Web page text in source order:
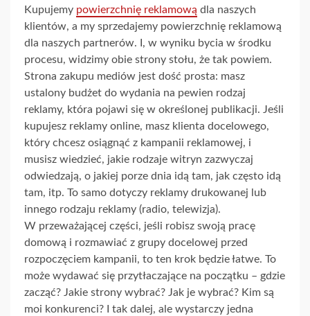
Kupujemy powierzchnię reklamową dla naszych
klientów, a my sprzedajemy powierzchnię reklamową
dla naszych partnerów. I, w wyniku bycia w środku
procesu, widzimy obie strony stołu, że tak powiem.
Strona zakupu mediów jest dość prosta: masz
ustalony budżet do wydania na pewien rodzaj
reklamy, która pojawi się w określonej publikacji. Jeśli
kupujesz reklamy online, masz klienta docelowego,
który chcesz osiągnąć z kampanii reklamowej, i
musisz wiedzieć, jakie rodzaje witryn zazwyczaj
odwiedzają, o jakiej porze dnia idą tam, jak często idą
tam, itp. To samo dotyczy reklamy drukowanej lub
innego rodzaju reklamy (radio, telewizja).
W przeważającej części, jeśli robisz swoją pracę
domową i rozmawiać z grupy docelowej przed
rozpoczęciem kampanii, to ten krok będzie łatwe. To
może wydawać się przytłaczające na początku – gdzie
zacząć? Jakie strony wybrać? Jak je wybrać? Kim są
moi konkurenci? I tak dalej, ale wystarczy jedna